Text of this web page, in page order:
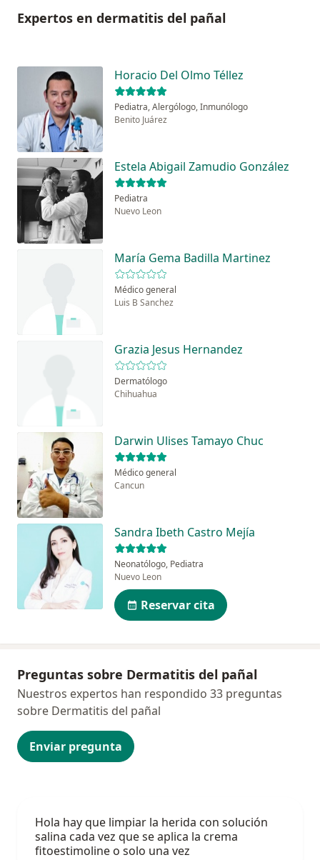
Expertos en dermatitis del pañal
Horacio Del Olmo Téllez
Pediatra, Alergólogo, Inmunólogo
Benito Juárez
Estela Abigail Zamudio González
Pediatra
Nuevo Leon
María Gema Badilla Martinez
Médico general
Luis B Sanchez
Grazia Jesus Hernandez
Dermatólogo
Chihuahua
Darwin Ulises Tamayo Chuc
Médico general
Cancun
Sandra Ibeth Castro Mejía
Neonatólogo, Pediatra
Nuevo Leon
Reservar cita
Preguntas sobre Dermatitis del pañal
Enviar pregunta
Nuestros expertos han respondido 33 preguntas
sobre Dermatitis del pañal
Hola hay que limpiar la herida con solución
salina cada vez que se aplica la crema
fitoestimoline o solo una vez